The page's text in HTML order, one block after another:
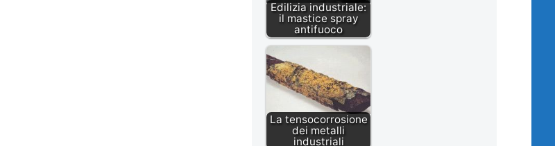
Edilizia industriale:
il mastice spray
antifuoco
La tensocorrosione
dei metalli
industriali